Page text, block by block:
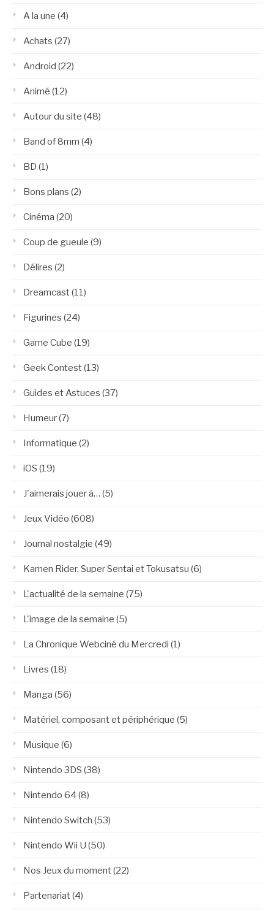
A la une (4)
Achats (27)
Android (22)
Animé (12)
Autour du site (48)
Band of 8mm (4)
BD (1)
Bons plans (2)
Cinéma (20)
Coup de gueule (9)
Délires (2)
Dreamcast(11)
Figurines (24)
Game Cube (19)
Geek Contest(13)
Guides et Astuces (37)
Humeur(7)
Informatique (2)
iOS (19)
J'aimerais jouer à… (5)
Jeux Vidéo (608)
Journal nostalgie (49)
Kamen Rider, Super Sentai et Tokusatsu (6)
L'actualité de la semaine (75)
L'image de la semaine (5)
La Chronique Webciné du Mercredi (1)
Livres (18)
Manga (56)
Matériel, composant et périphérique (5)
Musique (6)
Nintendo 3DS (38)
Nintendo 64 (8)
Nintendo Switch (53)
Nintendo Wii U (50)
Nos Jeux du moment(22)
Partenariat(4)